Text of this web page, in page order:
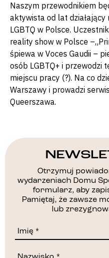
Naszym przewodnikiem
aktywista od lat działający
LGBTQ w Polsce.
reality show w Polsce
śpiewa w Voces Gaudii –
osób LGBTQ+ i przewodzi
miejscu pracy (?). Na co
Warszawy i prowadzi
Queerszawa.
Otrzymuj
wydarzeniach Domu
formularz, aby
Pamiętaj, że zawsze
lub